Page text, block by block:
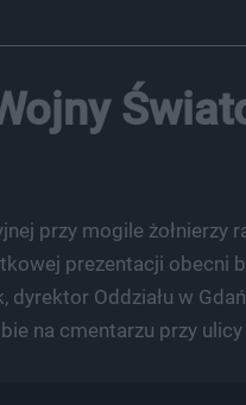
przy mogile
prezentacji obecni
Oddziału w
na cmentarzu przy